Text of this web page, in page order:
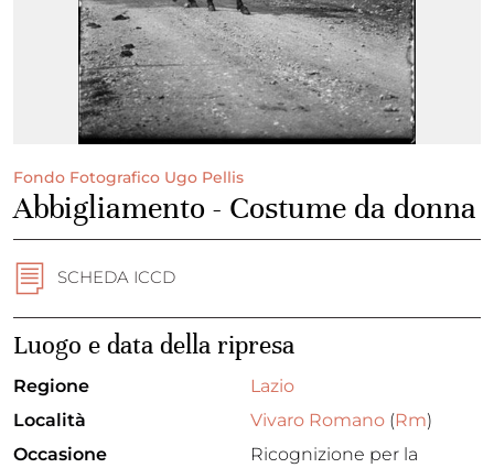
Fondo Fotografico Ugo Pellis
Abbigliamento - Costume da donna
SCHEDA ICCD
Luogo e data della ripresa
Regione
Lazio
Località
Vivaro Romano (Rm)
Occasione
Ricognizione per la